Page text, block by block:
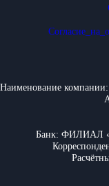
Наименование
Банк: ФИЛИАЛ